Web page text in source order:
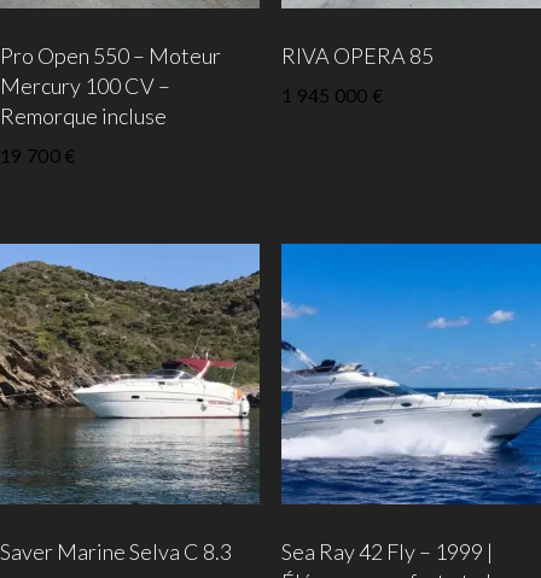
Pro Open 550 – Moteur
Mercury 100 CV –
Remorque incluse
19 700 €
RIVA OPERA 85
1 945 000 €
Saver Marine Selva C 8.3
Sea Ray 42 Fly – 1999 |